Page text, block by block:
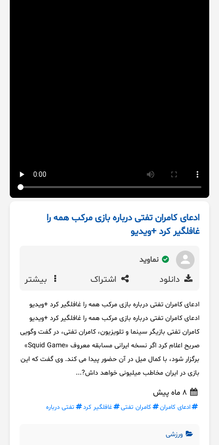
ادعای کامران تفتی درباره بازی مرکب همه را
غافلگیر کرد +ویدیو
نماوید
دانلود اشتراک بیشتر
ادعای کامران تفتی درباره بازی مرکب همه را غافلگیر کرد +ویدیو
ادعای کامران تفتی درباره بازی مرکب همه را غافلگیر کرد +ویدیو
کامران تفتی بازیگر سینما و تلویزیون، کامران تفتی، در گفت وگویی
صریح اعلام کرد اگر نسخه ایرانی مسابقه معروف «Squid Game»
برگزار شود، با کمال میل در آن حضور پیدا می کند. وی گفت که این
بازی در ایران مخاطب میلیونی خواهد داش?...
8 ماه پیش
ادعای کامران کامران تفتی غافلگیر کرد تفتی درباره
ورزشی